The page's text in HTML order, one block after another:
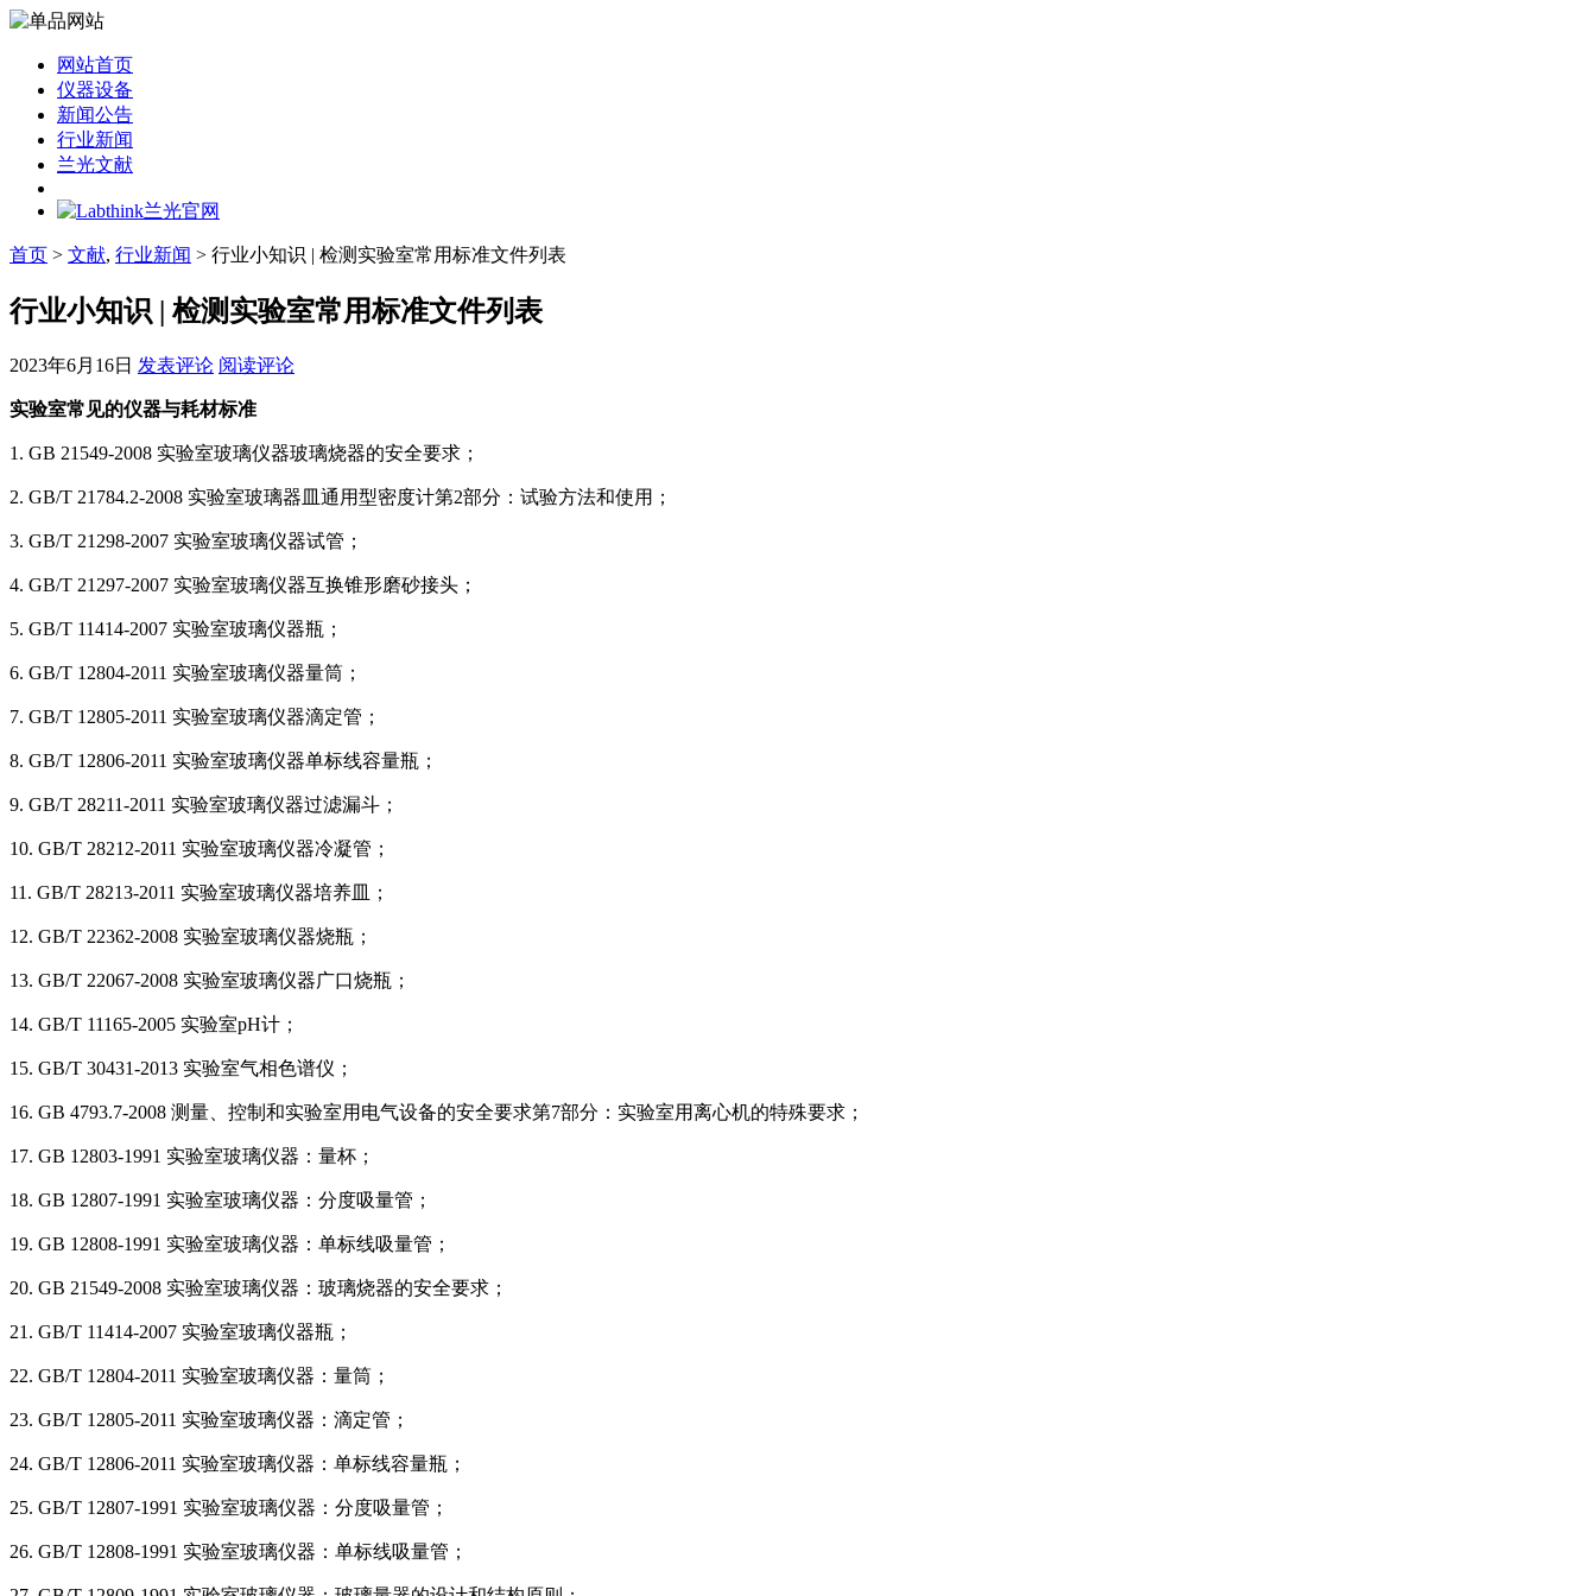
网站首页
仪器设备
新闻公告
行业新闻
兰光文献
首页 > 文献, 行业新闻 > 行业小知识 | 检测实验室常用标准文件列表
行业小知识 | 检测实验室常用标准文件列表
2023年6月16日 发表评论 阅读评论
实验室常见的仪器与耗材标准
1. GB 21549-2008 实验室玻璃仪器玻璃烧器的安全要求；
2. GB/T 21784.2-2008 实验室玻璃器皿通用型密度计第2部分：试验方法和使用；
3. GB/T 21298-2007 实验室玻璃仪器试管；
4. GB/T 21297-2007 实验室玻璃仪器互换锥形磨砂接头；
5. GB/T 11414-2007 实验室玻璃仪器瓶；
6. GB/T 12804-2011 实验室玻璃仪器量筒；
7. GB/T 12805-2011 实验室玻璃仪器滴定管；
8. GB/T 12806-2011 实验室玻璃仪器单标线容量瓶；
9. GB/T 28211-2011 实验室玻璃仪器过滤漏斗；
10. GB/T 28212-2011 实验室玻璃仪器冷凝管；
11. GB/T 28213-2011 实验室玻璃仪器培养皿；
12. GB/T 22362-2008 实验室玻璃仪器烧瓶；
13. GB/T 22067-2008 实验室玻璃仪器广口烧瓶；
14. GB/T 11165-2005 实验室pH计；
15. GB/T 30431-2013 实验室气相色谱仪；
16. GB 4793.7-2008 测量、控制和实验室用电气设备的安全要求第7部分：实验室用离心机的特殊要求；
17. GB 12803-1991 实验室玻璃仪器：量杯；
18. GB 12807-1991 实验室玻璃仪器：分度吸量管；
19. GB 12808-1991 实验室玻璃仪器：单标线吸量管；
20. GB 21549-2008 实验室玻璃仪器：玻璃烧器的安全要求；
21. GB/T 11414-2007 实验室玻璃仪器瓶；
22. GB/T 12804-2011 实验室玻璃仪器：量筒；
23. GB/T 12805-2011 实验室玻璃仪器：滴定管；
24. GB/T 12806-2011 实验室玻璃仪器：单标线容量瓶；
25. GB/T 12807-1991 实验室玻璃仪器：分度吸量管；
26. GB/T 12808-1991 实验室玻璃仪器：单标线吸量管；